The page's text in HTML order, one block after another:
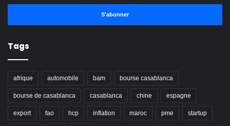
adresse
Tags
afrique automobile bam bourse casablanca
bourse de casablanca casablanca chine espagne
export fao hcp inflation maroc pme startup